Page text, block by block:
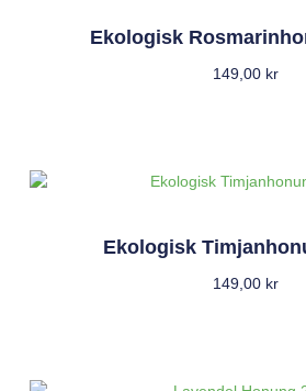
Ekologisk
149,00 kr
Ekologisk
149,00 kr